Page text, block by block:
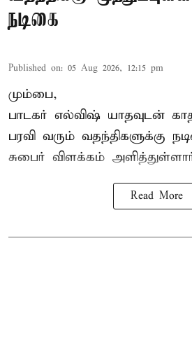
நடிகை
Published on: 05 Aug 2026, 12:15 pm
மும்பை,
பாடகர் எல்விஷ் யாதவுடன்
பரவி வரும் வதந்திகளுக்கு
சுபைர் விளக்கம்
Read More